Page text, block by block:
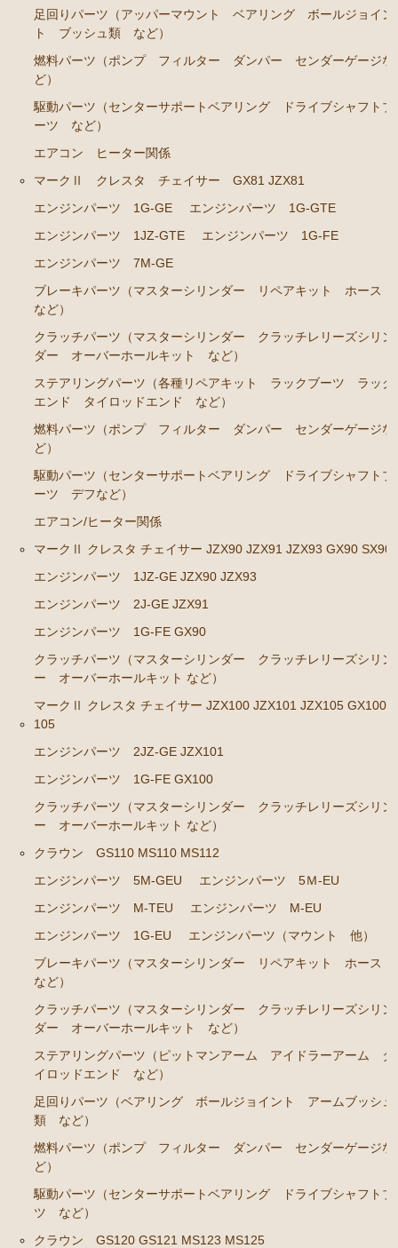
エンジンパーツ 1JZ-GTE
エンジンパーツ 1G-FE
エンジンパーツ 7M-GE
ブレーキパーツ（マスターシリンダー リペアキッ
ト ホース など）
クラッチパーツ（マスターシリンダー クラッチレリ
ーズシリンダー オーバーホールキット など）
ステアリングパーツ（各種リペアキット ラックブー
ツ ラックエンド タイロッドエンド など）
燃料パーツ（ポンプ フィルター ダンパー センダ
ーゲージなど）
駆動パーツ（センターサポートベアリング ドライブ
シャフトブーツ デフなど）
エアコン/ヒーター関係
マークⅡ クレスタ チェイサー JZX90 JZX91 JZX93 GX9
エンジンパーツ 1JZ-GE JZX90 JZX93
エンジンパーツ 2J-GE JZX91
ーズシリンダー オーバーホールキット など）
GX100 GX105
エンジンパーツ 1G-FE GX100
クラッチパーツ（マスターシリンダー クラッチレリ
ーズシリンダー オーバーホールキット など）
クラウン GS110 MS110 MS112
エンジンパーツ 5Ｍ-EU
エンジンパーツ M-TEU
エンジンパーツ M-EU
エンジンパーツ 1G-EU
エンジンパーツ（マウント 他）
ブレーキパーツ（マスターシリンダー リペアキッ
クラッチパーツ（マスターシリンダー クラッチレリ
ステアリングパーツ（ピットマンアーム アイドラー
アーム タイロッドエンド など）
足回りパーツ（ベアリング ボールジョイント アー
ムブッシュ類 など）
燃料パーツ（ポンプ フィルター ダンパー センダ
ーゲージなど）
シャフトブーツ など）
足回りパーツ（アッパーマウント ベアリング ボールジョイン
ト ブッシュ類 など）
燃料パーツ（ポンプ フィルター ダンパー センダーゲージな
ど）
駆動パーツ（センターサポートベアリング ドライブシャフトブ
ーツ など）
エアコン ヒーター関係
マークⅡ クレスタ チェイサー GX81 JZX81
エンジンパーツ 1G-GE
エンジンパーツ 1G-GTE
エンジンパーツ 1JZ-GTE
エンジンパーツ 1G-FE
エンジンパーツ 7M-GE
ブレーキパーツ（マスターシリンダー リペアキット ホース
など）
クラッチパーツ（マスターシリンダー クラッチレリーズシリン
ダー オーバーホールキット など）
ステアリングパーツ（各種リペアキット ラックブーツ ラック
エンド タイロッドエンド など）
燃料パーツ（ポンプ フィルター ダンパー センダーゲージな
ど）
駆動パーツ（センターサポートベアリング ドライブシャフトブ
ーツ デフなど）
エアコン/ヒーター関係
マークⅡ クレスタ チェイサー JZX90 JZX91 JZX93 GX90 SX90
エンジンパーツ 1JZ-GE JZX90 JZX93
エンジンパーツ 2J-GE JZX91
エンジンパーツ 1G-FE GX90
クラッチパーツ（マスターシリンダー クラッチレリーズシリン
ー オーバーホールキット など）
マークⅡ クレスタ チェイサー JZX100 JZX101 JZX105 GX100
105
エンジンパーツ 2JZ-GE JZX101
エンジンパーツ 1G-FE GX100
クラッチパーツ（マスターシリンダー クラッチレリーズシリン
ー オーバーホールキット など）
クラウン GS110 MS110 MS112
エンジンパーツ 5M-GEU
エンジンパーツ 5Ｍ-EU
エンジンパーツ M-TEU
エンジンパーツ M-EU
エンジンパーツ 1G-EU
エンジンパーツ（マウント 他）
ブレーキパーツ（マスターシリンダー リペアキット ホース
など）
クラッチパーツ（マスターシリンダー クラッチレリーズシリン
ダー オーバーホールキット など）
ステアリングパーツ（ピットマンアーム アイドラーアーム タ
イロッドエンド など）
足回りパーツ（ベアリング ボールジョイント アームブッシュ
類 など）
燃料パーツ（ポンプ フィルター ダンパー センダーゲージな
ど）
駆動パーツ（センターサポートベアリング ドライブシャフトブ
ツ など）
クラウン GS120 GS121 MS123 MS125